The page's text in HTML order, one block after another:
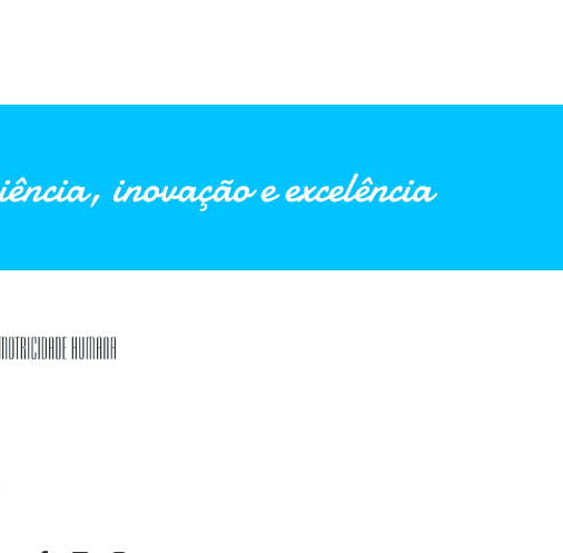
inovação e excelência